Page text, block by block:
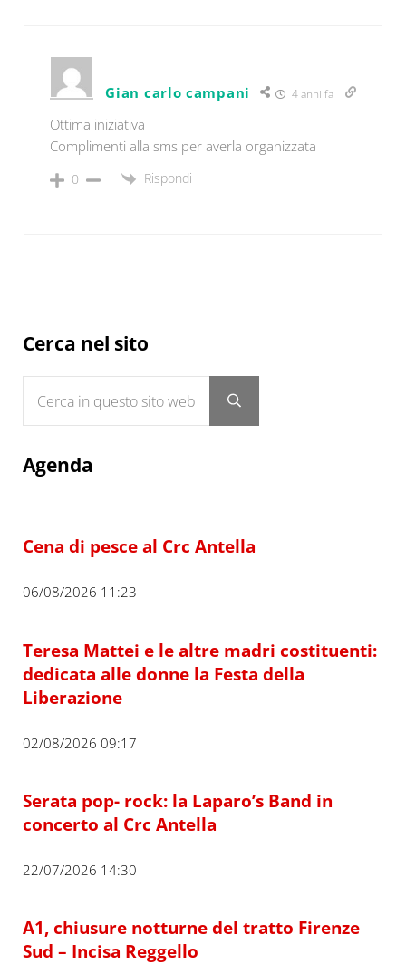
Gian carlo campani 4 anni fa
Ottima iniziativa
Complimenti alla sms per averla organizzata
0 Rispondi
Sidebar
Cerca nel sito
Submit search
Agenda
Cena di pesce al Crc Antella
06/08/2026 11:23
Teresa Mattei e le altre madri costituenti:
dedicata alle donne la Festa della
Liberazione
02/08/2026 09:17
Serata pop- rock: la Laparo’s Band in
concerto al Crc Antella
22/07/2026 14:30
A1, chiusure notturne del tratto Firenze
Sud – Incisa Reggello